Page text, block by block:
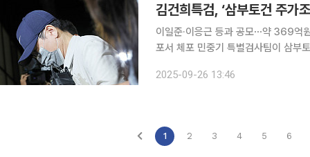
김건희특검, ‘삼부토건 주가
이일준·이응근 등과 공모⋯약 369억
포서 체포 민중기 특별검사팀이 삼부토건 주가조작 의혹을 받는 이기훈 전 삼부토건 부회장 겸 웰바
장을 자본시장과 금융투자업에 관한
2025-09-26 13:46
1 2 3 4 5 6